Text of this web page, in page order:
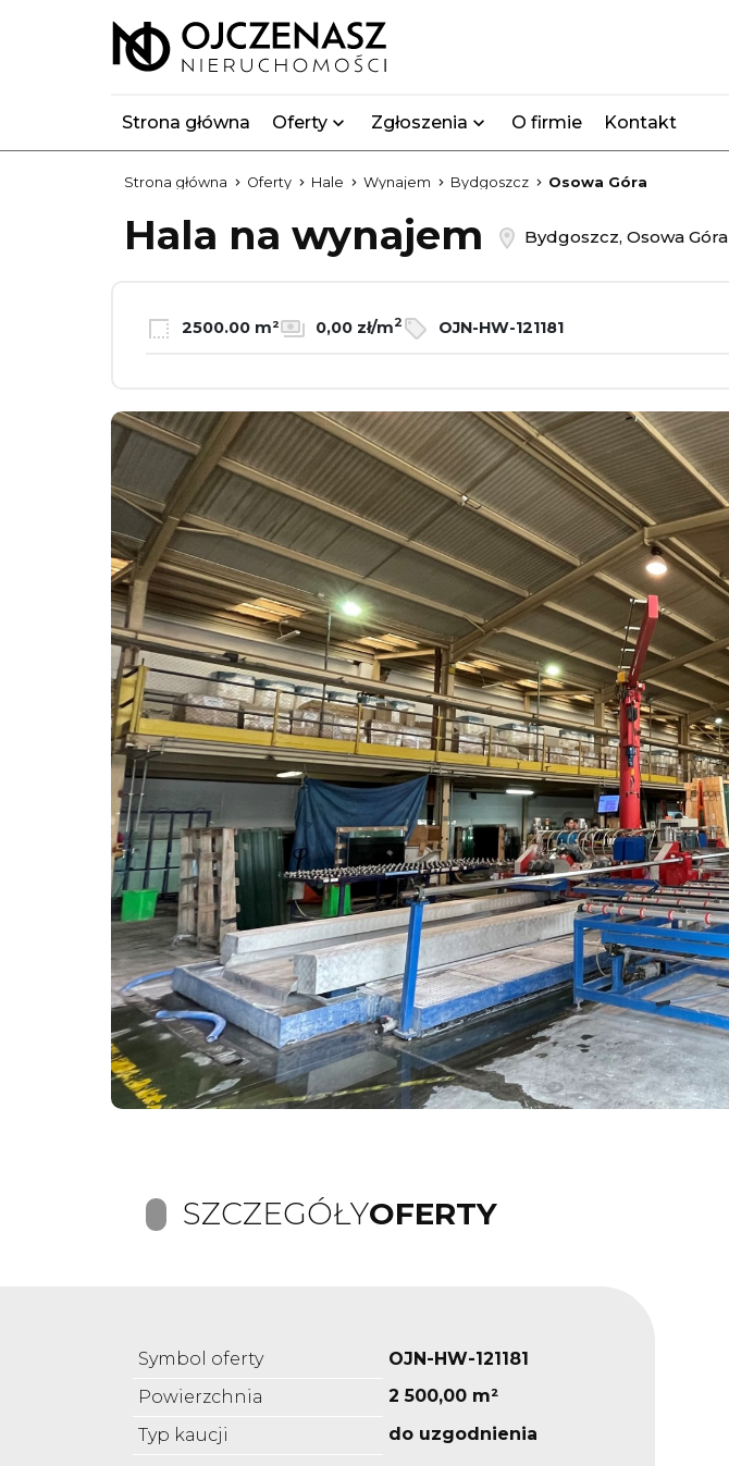
Strona główna Oferty Zgłoszenia O firmie Kontakt
Strona główna Oferty Hale Wynajem Bydgoszcz Osowa Góra
Hala na wynajem Bydgoszcz, Osowa Góra
2500.00 m² 0,00 zł/m2 OJN-HW-121181
SZCZEGÓŁYOFERTY
Symbol oferty
OJN-HW-121181
Powierzchnia
2 500,00 m²
Typ kaucji
do uzgodnienia